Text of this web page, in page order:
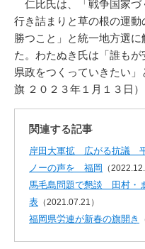
仁比氏は、「戦争国家づ
行き詰まりと草の根の運
勝つこと」と統一地方選
た。わたぬき氏は「誰も
県政をつくっていきたい
旗 ２０２３年１月１３日）
関連する記事
岸田大軍拡 広がる抗議
ノーの声を 福岡
（
馬毛島問題で懇談 田村・
表 （2021.07.21）
福岡県労連が新春の旗開き